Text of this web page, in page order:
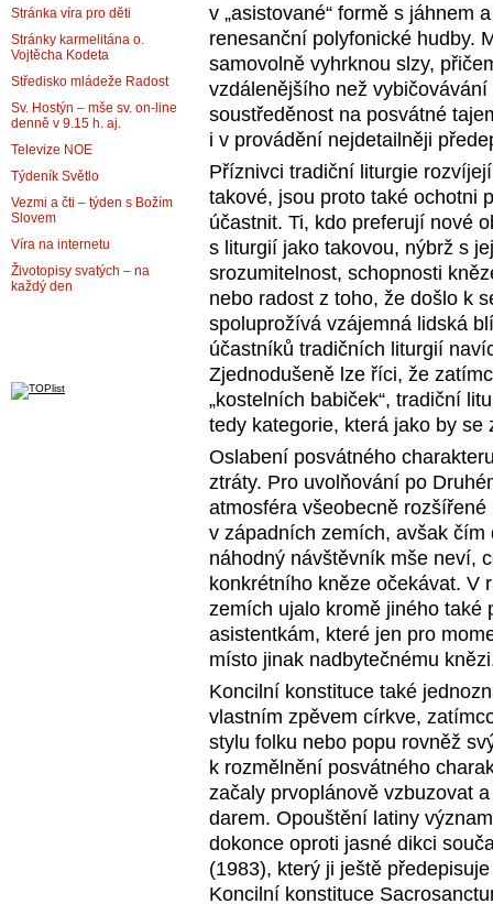
v „asistované“ formě s jáhnem
renesanční polyfonické hudby.
samovolně vyhrknou slzy,
vzdálenějšího než
soustředěnost na posvátné
i v provádění nejdetailněji
Příznivci tradiční liturgie
takové, jsou proto také ochotni
účastnit. Ti, kdo preferují nové
s liturgií jako takovou, nýbrž s
srozumitelnost, schopnosti
nebo radost z toho, že došlo k
spoluprožívá vzájemná lidská
účastníků tradičních liturgií
Zjednodušeně lze říci, že
„kostelních babiček“, tradiční
tedy kategorie, která jako by
Oslabení posvátného
ztráty. Pro uvolňování po
atmosféra všeobecně
v západních zemích, avšak
náhodný návštěvník mše neví,
konkrétního kněze očekávat. V
zemích ujalo kromě jiného také
asistentkám, které jen pro
místo jinak nadbytečnému
Koncilní konstituce také
vlastním zpěvem církve,
stylu folku nebo popu rovněž
k rozmělnění posvátného
začaly prvoplánově vzbuzovat
darem. Opouštění latiny
dokonce oproti jasné dikci
(1983), který ji ještě
Koncilní konstituce
Stránka víra pro děti
Stránky karmelitána o.
Vojtěcha Kodeta
Středisko mládeže Radost
Sv. Hostýn – mše sv. on-line
denně v 9.15 h. aj.
Televize NOE
Týdeník Světlo
Vezmi a čti – týden s Božím
Slovem
Víra na internetu
Životopisy svatých – na
každý den